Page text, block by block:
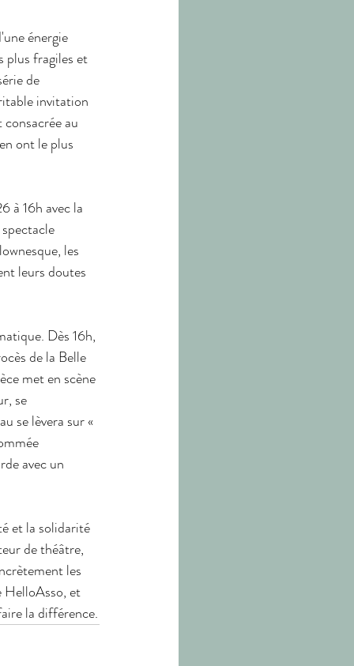
énergie
plus fragiles et
de
invitation
au
ont le plus
à 16h avec la
les
leurs doutes
Dès 16h,
de la Belle
met en scène
se
se lèvera sur «
avec un
et la solidarité
de théâtre,
les
HelloAsso, et
la différence.